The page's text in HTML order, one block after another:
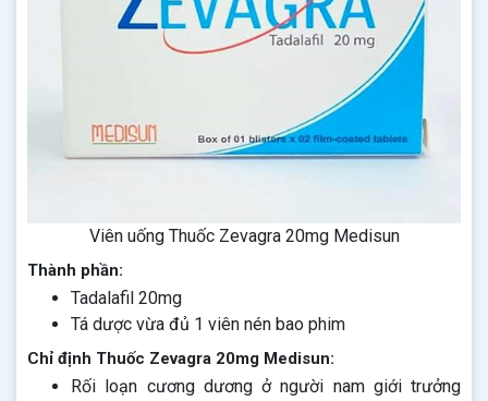
Viên uống Thuốc Zevagra 20mg Medisun
Thành phần:
Tadalafil 20mg
Tá dược vừa đủ 1 viên nén bao phim
Chỉ định Thuốc Zevagra 20mg Medisun:
Rối loạn cương dương ở người nam giới trưởng